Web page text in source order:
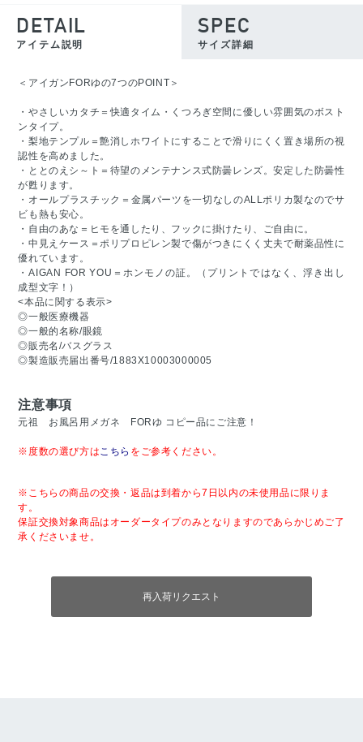
DETAIL
アイテム説明
SPEC
サイズ詳細
＜アイガンFORゆの7つのPOINT＞
・やさしいカタチ＝快適タイム・くつろぎ空間に優しい雰囲気のボスト
ンタイプ。
・梨地テンプル＝艶消しホワイトにすることで滑りにくく置き場所の視
認性を高めました。
・ととのえシ～ト＝待望のメンテナンス式防曇レンズ。安定した防曇性
が甦ります。
・オールプラスチック＝金属パーツを一切なしのALLポリカ製なのでサ
ビも熱も安心。
・自由のあな＝ヒモを通したり、フックに掛けたり、ご自由に。
・中見えケース＝ポリプロピレン製で傷がつきにくく丈夫で耐薬品性に
優れています。
・AIGAN FOR YOU＝ホンモノの証。（プリントではなく、浮き出し
成型文字！）
<本品に関する表示>
◎一般医療機器
◎一般的名称/眼鏡
◎販売名/バスグラス
◎製造販売届出番号/1883X10003000005
注意事項
元祖 お風呂用メガネ FORゆ コピー品にご注意！
※度数の選び方はこちら をご参考ください。
※こちらの商品の交換・返品は到着から7日以内の未使用品に限りま
す。
保証交換対象商品はオーダータイプのみとなりますのであらかじめご了
承くださいませ。